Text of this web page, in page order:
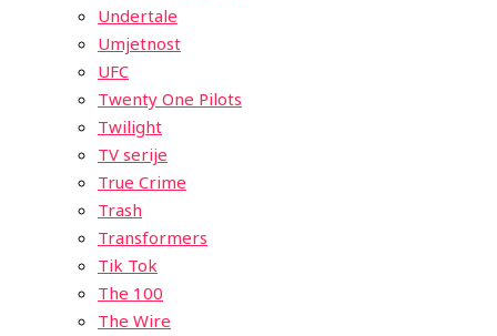
Undertale
Umjetnost
UFC
Twenty One Pilots
Twilight
TV serije
True Crime
Trash
Transformers
Tik Tok
The 100
The Wire